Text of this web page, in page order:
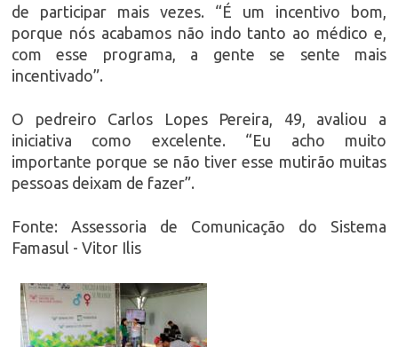
de participar mais vezes. “É um incentivo bom,
porque nós acabamos não indo tanto ao médico e,
com esse programa, a gente se sente mais
incentivado”.
O pedreiro Carlos Lopes Pereira, 49, avaliou a
iniciativa como excelente. “Eu acho muito
importante porque se não tiver esse mutirão muitas
pessoas deixam de fazer”.
Fonte: Assessoria de Comunicação do Sistema
Famasul - Vitor Ilis